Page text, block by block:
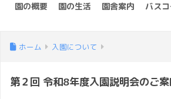
園の概要 園の生活 園舎案内 バス
ホーム 入園について
第２回 令和8年度入園説明会のご